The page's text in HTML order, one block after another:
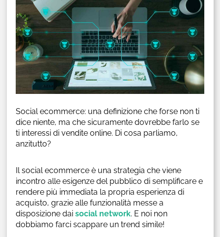
Social ecommerce: una definizione che forse non ti
dice niente, ma che sicuramente dovrebbe farlo se
ti interessi di vendite online. Di cosa parliamo,
anzitutto?
Il social ecommerce è una strategia che viene
incontro alle esigenze del pubblico di semplificare e
rendere più immediata la propria esperienza di
acquisto, grazie alle funzionalità messe a
disposizione dai social network. E noi non
dobbiamo farci scappare un trend simile!